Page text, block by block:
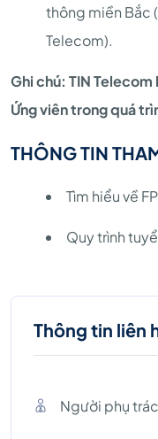
thông miền Bắc
Telecom).
Ghi chú: TIN
Ứng viên trong quá
THÔNG TIN
Tìm hiểu về
Quy trình
Thông tin liên
Người phụ